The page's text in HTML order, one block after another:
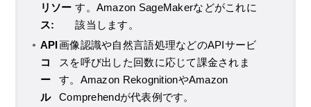
リソー
ス:
す。Amazon SageMakerなどがこれに
該当します。
API
コ
ー
ル
画像認識や自然言語処理などのAPIサービ
スを呼び出した回数に応じて課金されま
す。Amazon RekognitionやAmazon
Comprehendが代表例です。